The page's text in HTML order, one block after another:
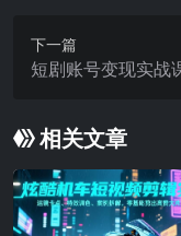
下一篇
短剧账号变现实战
相关文章